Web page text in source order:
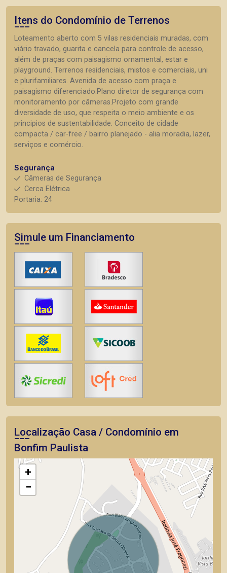
Itens do Condomínio de Terrenos
Loteamento aberto com 5 vilas residenciais muradas, com
viário travado, guarita e cancela para controle de acesso,
além de praças com paisagismo ornamental, estar e
playground. Terrenos residenciais, mistos e comerciais, uni
e plurifamiliares. Avenida de acesso com praça e
paisagismo diferenciado.Plano diretor de segurança com
monitoramento por câmeras.Projeto com grande
diversidade de uso, que respeita o meio ambiente e os
principios de sustentabilidade. Conceito de cidade
compacta / car-free / bairro planejado - alia moradia, lazer,
serviços e comércio.
Segurança
Câmeras de Segurança
Cerca Elétrica
Portaria: 24
Simule um Financiamento
Localização Casa / Condomínio em
Bonfim Paulista
+
−